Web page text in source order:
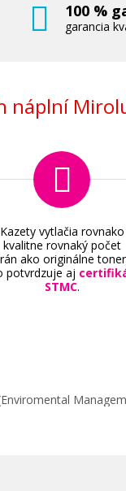
100 %
garancia
náplní
Kazety vytlačia rovnako
kvalitne rovnaký počet
ako originálne
potvrdzuje aj
STMC.